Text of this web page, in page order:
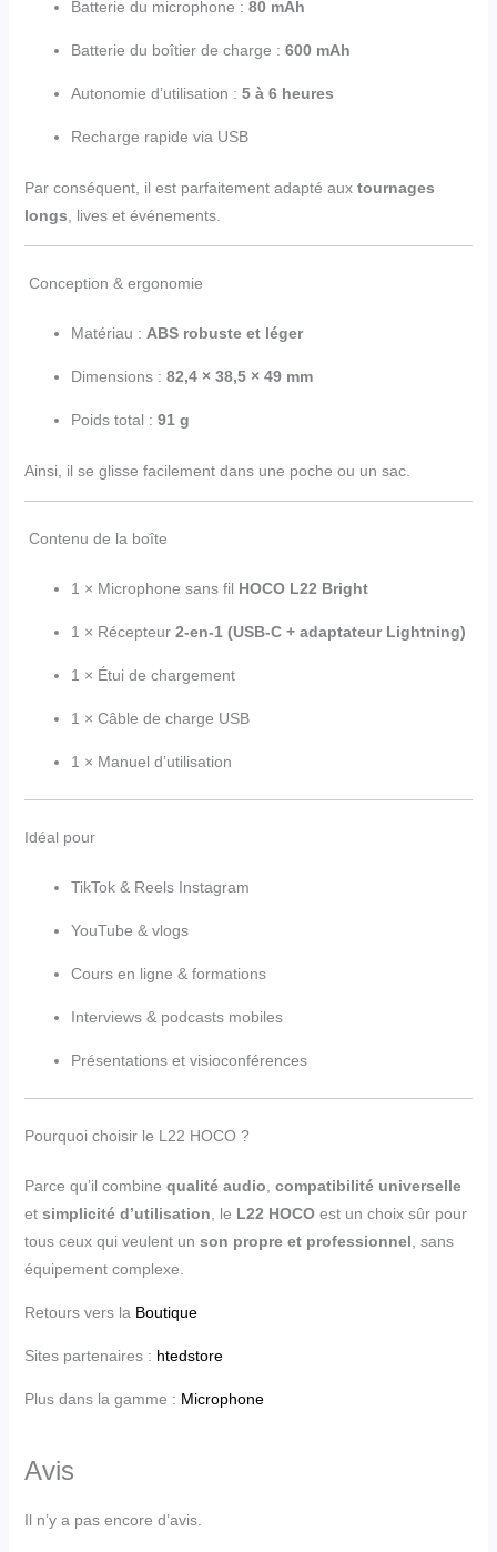
Batterie du microphone : 80 mAh
Batterie du boîtier de charge : 600 mAh
Autonomie d’utilisation : 5 à 6 heures
Recharge rapide via USB
Par conséquent, il est parfaitement adapté aux tournages
longs , lives et événements.
Conception & ergonomie
Matériau : ABS robuste et léger
Dimensions : 82,4 × 38,5 × 49 mm
Poids total : 91 g
Ainsi, il se glisse facilement dans une poche ou un sac.
Contenu de la boîte
1 × Microphone sans fil HOCO L22 Bright
1 × Récepteur 2-en-1 (USB-C + adaptateur Lightning)
1 × Étui de chargement
1 × Câble de charge USB
1 × Manuel d’utilisation
Idéal pour
TikTok & Reels Instagram
YouTube & vlogs
Cours en ligne & formations
Interviews & podcasts mobiles
Présentations et visioconférences
Pourquoi choisir le L22 HOCO ?
Parce qu’il combine qualité audio compatibilité universelle
et simplicité d’utilisation , le L22 HOCOest un choix sûr pour
tous ceux qui veulent un son propre et professionnel , sans
équipement complexe.
Retours vers la Boutique
Sites partenaires : htedstore
Plus dans la gamme : Microphone
Avis
Il n’y a pas encore d’avis.